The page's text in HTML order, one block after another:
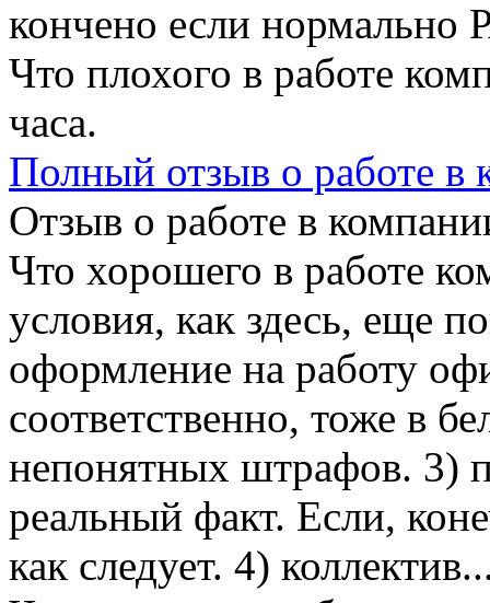
кончено если
Что плохого в работе
часа.
Полный отзыв о работе в
Отзыв о работе в
Что хорошего в работе
условия, как здесь, еще
оформление на работу
соответственно, тоже в
непонятных штрафов. 3)
реальный факт. Если,
как следует. 4)